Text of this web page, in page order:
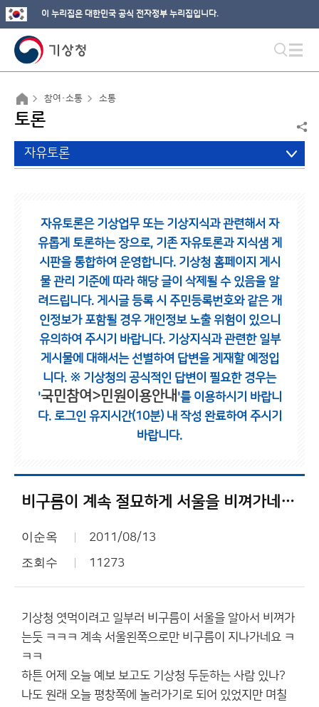
이 누리집은 대한민국 공식 전자정부 누리집입니다.
참여·소통 소통
토론
자유토론
자유토론은 기상업무 또는 기상지식과 관련해서 자
유롭게 토론하는 장으로, 기존 자유토론과 지식샘 게
시판을 통합하여 운영합니다. 기상청 홈페이지 게시
물 관리 기준에 따라 해당 글이 삭제될 수 있음을 알
려드립니다. 게시글 등록 시 주민등록번호와 같은 개
인정보가 포함될 경우 개인정보 노출 위험이 있으니
유의하여 주시기 바랍니다. 기상지식과 관련한 일부
게시물에 대해서는 선별하여 답변을 게재할 예정입
니다. ※ 기상청의 공식적인 답변이 필요한 경우는
'국민참여>민원이용안내 '를 이용하시기 바랍니
다. 로그인 유지시간(10분) 내 작성 완료하여 주시기
바랍니다.
비구름이 계속 절묘하게 서울을 비껴가네요 ㅋㅋㅋ
이순옥 2011/08/13
조회수 11273
기상청 엿먹이려고 일부러 비구름이 서울을 알아서 비껴가
는듯 ㅋㅋㅋ 계속 서울왼쪽으로만 비구름이 지나가네요 ㅋ
ㅋㅋ
하튼 어제 오늘 예보 보고도 기상청 두둔하는 사람 있나?
나도 원래 오늘 평창쪽에 놀러가기로 되어 있었지만 며칠